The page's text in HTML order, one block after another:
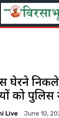
घेरने
को पुलिस
Live June 10,